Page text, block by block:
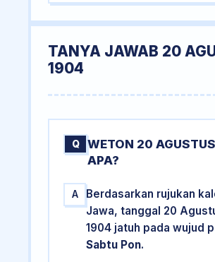
TANYA JAWAB 20
1904
Q
WETON 20
APA?
A
Berdasarkan rujukan
Jawa, tanggal 20
1904 jatuh pada wujud
Sabtu Pon.